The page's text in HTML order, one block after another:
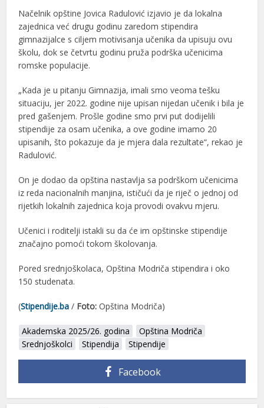
Načelnik opštine Jovica Radulović izjavio je da lokalna
zajednica već drugu godinu zaredom stipendira
gimnazijalce s ciljem motivisanja učenika da upisuju ovu
školu, dok se četvrtu godinu pruža podrška učenicima
romske populacije.
„Kada je u pitanju Gimnazija, imali smo veoma tešku
situaciju, jer 2022. godine nije upisan nijedan učenik i bila je
pred gašenjem. Prošle godine smo prvi put dodijelili
stipendije za osam učenika, a ove godine imamo 20
upisanih, što pokazuje da je mjera dala rezultate“, rekao je
Radulović.
On je dodao da opština nastavlja sa podrškom učenicima
iz reda nacionalnih manjina, ističući da je riječ o jednoj od
rijetkih lokalnih zajednica koja provodi ovakvu mjeru.
Učenici i roditelji istakli su da će im opštinske stipendije
značajno pomoći tokom školovanja.
Pored srednjoškolaca, Opština Modriča stipendira i oko
150 studenata.
(Stipendije.ba / Foto: Opština Modriča)
Akademska 2025/26. godina
Opština Modriča
Srednjoškolci
Stipendija Stipendije
Facebook